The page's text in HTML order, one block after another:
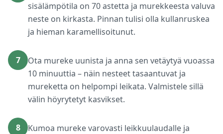
sisälämpötila on 70 astetta ja murekkeesta valuva
neste on kirkasta. Pinnan tulisi olla kullanruskea
ja hieman karamellisoitunut.
7
Ota mureke uunista ja anna sen vetäytyä vuoassa
10 minuuttia – näin nesteet tasaantuvat ja
mureketta on helpompi leikata. Valmistele sillä
välin höyrytetyt kasvikset.
8
Kumoa mureke varovasti leikkuulaudalle ja